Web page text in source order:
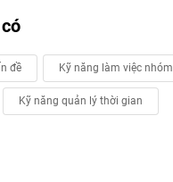
đề Kỹ năng làm việc nhóm
Kỹ năng quản lý thời gian